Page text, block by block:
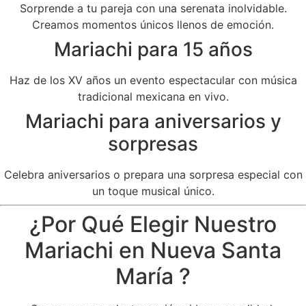
Sorprende a tu pareja con una serenata inolvidable.
Creamos momentos únicos llenos de emoción.
Mariachi para 15 años
Haz de los XV años un evento espectacular con música
tradicional mexicana en vivo.
Mariachi para aniversarios y
sorpresas
Celebra aniversarios o prepara una sorpresa especial con
un toque musical único.
¿Por Qué Elegir Nuestro
Mariachi en Nueva Santa
María ?